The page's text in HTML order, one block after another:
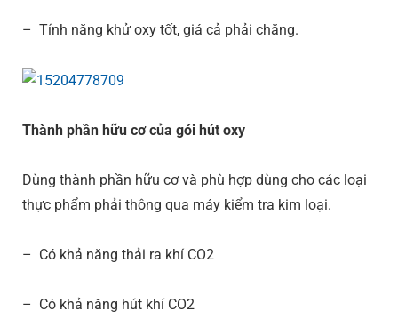
– Tính năng khử oxy tốt, giá cả phải chăng.
Thành phần hữu cơ của gói hút oxy
Dùng thành phần hữu cơ và phù hợp dùng cho các loại
thực phẩm phải thông qua máy kiểm tra kim loại.
– Có khả năng thải ra khí CO2
– Có khả năng hút khí CO2